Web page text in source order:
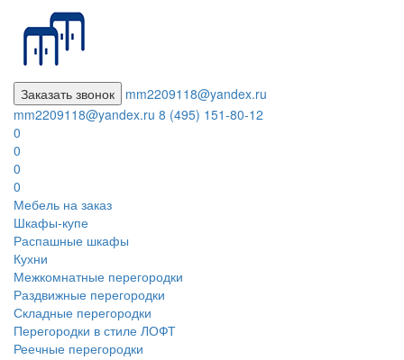
Заказать звонок
mm2209118@yandex.ru
mm2209118@yandex.ru 8 (495) 151-80-12
0
0
0
0
Мебель на заказ
Шкафы-купе
Распашные шкафы
Кухни
Межкомнатные перегородки
Раздвижные перегородки
Складные перегородки
Перегородки в стиле ЛОФТ
Реечные перегородки